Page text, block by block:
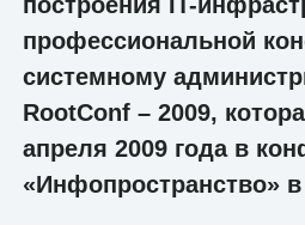
профессиональной
системному
RootConf – 2009,
апреля 2009 года в
«Инфопространство»